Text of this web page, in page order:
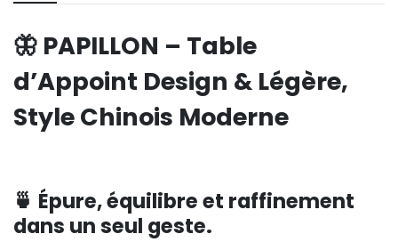
🦋 PAPILLON – Table
d’Appoint Design & Légère,
Style Chinois Moderne
🍵 Épure, équilibre et raffinement
dans un seul geste.